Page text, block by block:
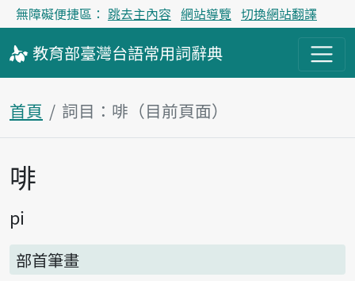
無障礙便捷區： 跳去主內容 網站導覽 切換網站翻譯
教育部臺灣台語常用詞辭典
首頁 詞目：啡（目前頁面）
主內容區塊
啡
pi
部首筆畫